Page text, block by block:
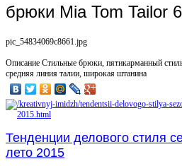
брюки Mia Tom Tailor
pic_54834069c8661.jpg
Описание Стильные брюки, пятикарманный
средняя линия талии, широкая штанина
Тенденции делового стиля
лето 2015